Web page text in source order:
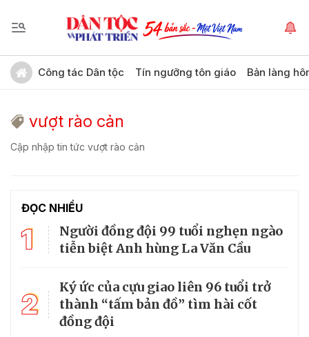
Công tác Dân tộc Tín ngưỡng tôn giáo Bản làng
vượt rào cản
Cập nhập tin tức vượt rào cản
ĐỌC NHIỀU
1
Người đồng đội 99 tuổi nghẹn ngào
tiễn biệt Anh hùng La Văn Cầu
2
Ký ức của cựu giao liên 96 tuổi trở
thành “tấm bản đồ” tìm hài cốt
đồng đội